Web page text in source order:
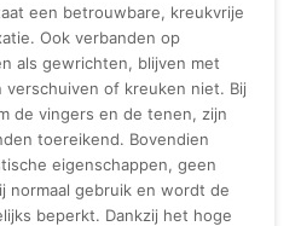
een betrouwbare, kreukvrije
Ook verbanden op
als gewrichten, blijven met
verschuiven of kreuken niet. Bij
de vingers en de tenen, zijn
toereikend. Bovendien
eigenschappen, geen
normaal gebruik en wordt de
beperkt. Dankzij het hoge